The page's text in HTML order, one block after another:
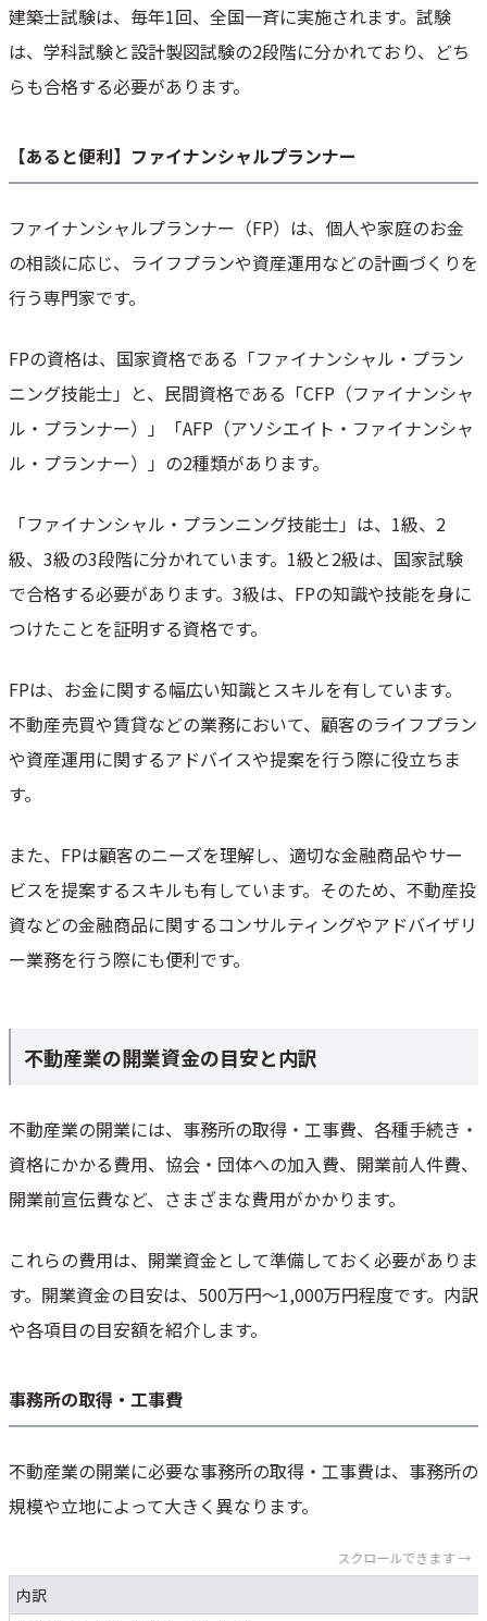
建築士試験は、毎年1回、全国一斉に実施されます。試験
は、学科試験と設計製図試験の2段階に分かれており、どち
らも合格する必要があります。
【あると便利】ファイナンシャルプランナー
ファイナンシャルプランナー（FP）は、個人や家庭のお金
の相談に応じ、ライフプランや資産運用などの計画づくりを
行う専門家です。
FPの資格は、国家資格である「ファイナンシャル・プラン
ニング技能士」と、民間資格である「CFP（ファイナンシャ
ル・プランナー）」「AFP（アソシエイト・ファイナンシャ
ル・プランナー）」の2種類があります。
「ファイナンシャル・プランニング技能士」は、1級、2
級、3級の3段階に分かれています。1級と2級は、国家試験
で合格する必要があります。3級は、FPの知識や技能を身に
つけたことを証明する資格です。
FPは、お金に関する幅広い知識とスキルを有しています。
不動産売買や賃貸などの業務において、顧客のライフプラン
や資産運用に関するアドバイスや提案を行う際に役立ちま
す。
また、FPは顧客のニーズを理解し、適切な金融商品やサー
ビスを提案するスキルも有しています。そのため、不動産投
資などの金融商品に関するコンサルティングやアドバイザリ
ー業務を行う際にも便利です。
不動産業の開業資金の目安と内訳
不動産業の開業には、事務所の取得・工事費、各種手続き・
資格にかかる費用、協会・団体への加入費、開業前人件費、
開業前宣伝費など、さまざまな費用がかかります。
これらの費用は、開業資金として準備しておく必要がありま
す。開業資金の目安は、500万円～1,000万円程度です。内訳
や各項目の目安額を紹介します。
事務所の取得・工事費
不動産業の開業に必要な事務所の取得・工事費は、事務所の
規模や立地によって大きく異なります。
スクロールできます →
内訳